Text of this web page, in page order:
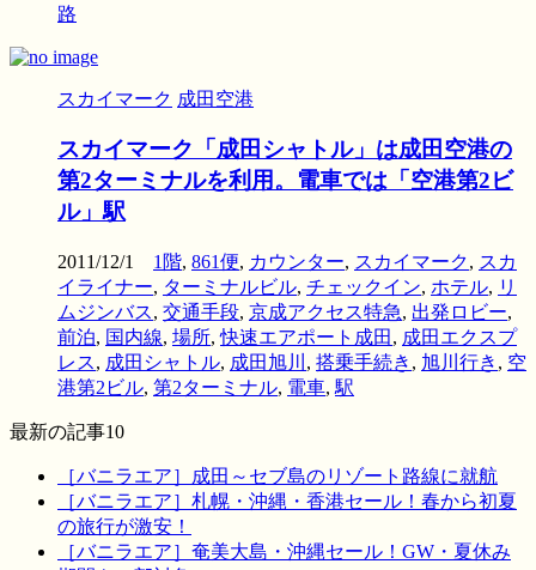
路
スカイマーク 成田空港
スカイマーク「成田シャトル」は成田空港の
第2ターミナルを利用。電車では「空港第2ビ
ル」駅
2011/12/1 1階, 861便, カウンター, スカイマーク, スカ
イライナー, ターミナルビル, チェックイン, ホテル, リ
ムジンバス, 交通手段, 京成アクセス特急, 出発ロビー,
前泊, 国内線, 場所,快速エアポート成田 , 成田エクスプ
レス, 成田シャトル, 成田旭川 , 搭乗手続き , 旭川行き , 空
港第2ビル, 第2ターミナル, 電車, 駅
最新の記事10
［バニラエア］成田～セブ島のリゾート路線に就航
［バニラエア］札幌・沖縄・香港セール！春から初夏
の旅行が激安！
［バニラエア］奄美大島・沖縄セール！GW・夏休み